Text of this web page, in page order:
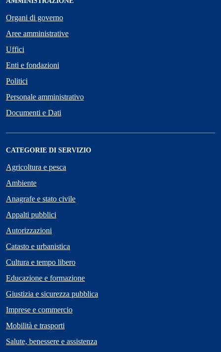
Organi di governo
Aree amministrative
Uffici
Enti e fondazioni
Politici
Personale amministrativo
Documenti e Dati
CATEGORIE DI SERVIZIO
Agricoltura e pesca
Ambiente
Anagrafe e stato civile
Appalti pubblici
Autorizzazioni
Catasto e urbanistica
Cultura e tempo libero
Educazione e formazione
Giustizia e sicurezza pubblica
Imprese e commercio
Mobilità e trasporti
Salute, benessere e assistenza